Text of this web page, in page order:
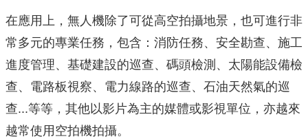
在應用上，無人機除了可從高空拍攝地景，也可進行非
常多元的專業任務，包含：消防任務、安全勘查、施工
進度管理、基礎建設的巡查、碼頭檢測、太陽能設備檢
查、電路板視察、電力線路的巡查、石油天然氣的巡
查...等等，其他以影片為主的媒體或影視單位，亦越來
越常使用空拍機拍攝。